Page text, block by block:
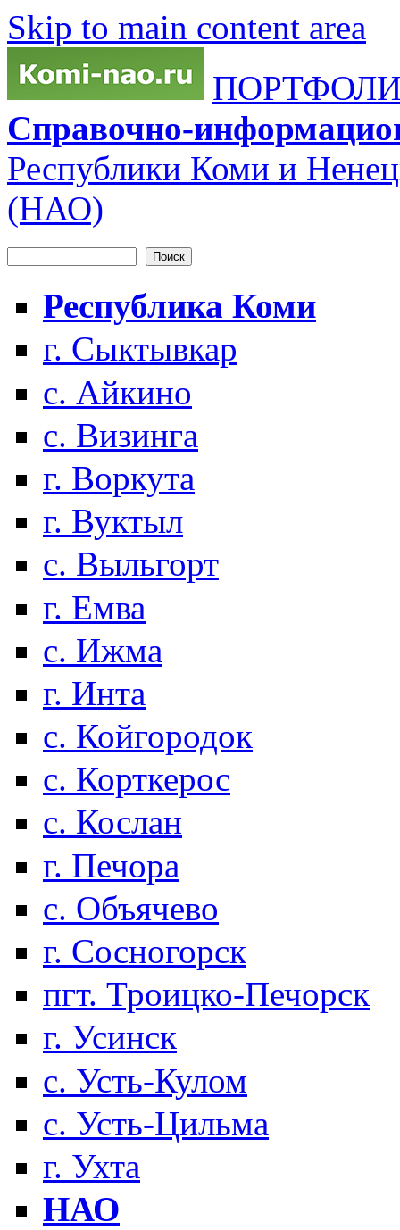
Skip to main content area
Справочно-
Республики Коми и
(НАО)
Форма поиска
Республика Коми
г. Сыктывкар
с. Айкино
с. Визинга
г. Воркута
г. Вуктыл
с. Выльгорт
г. Емва
с. Ижма
г. Инта
с. Койгородок
с. Корткерос
с. Кослан
г. Печора
с. Объячево
г. Сосногорск
пгт. Троицко-Печорск
г. Усинск
с. Усть-Кулом
с. Усть-Цильма
г. Ухта
НАО